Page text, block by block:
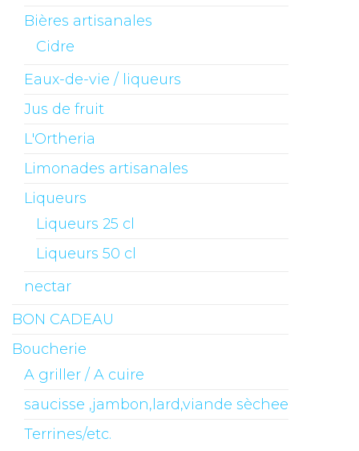
Bières artisanales
Cidre
Eaux-de-vie / liqueurs
Jus de fruit
L'Ortheria
Limonades artisanales
Liqueurs
Liqueurs 25 cl
Liqueurs 50 cl
nectar
BON CADEAU
Boucherie
A griller / A cuire
saucisse ,jambon,lard,viande sèchee
Terrines/etc.